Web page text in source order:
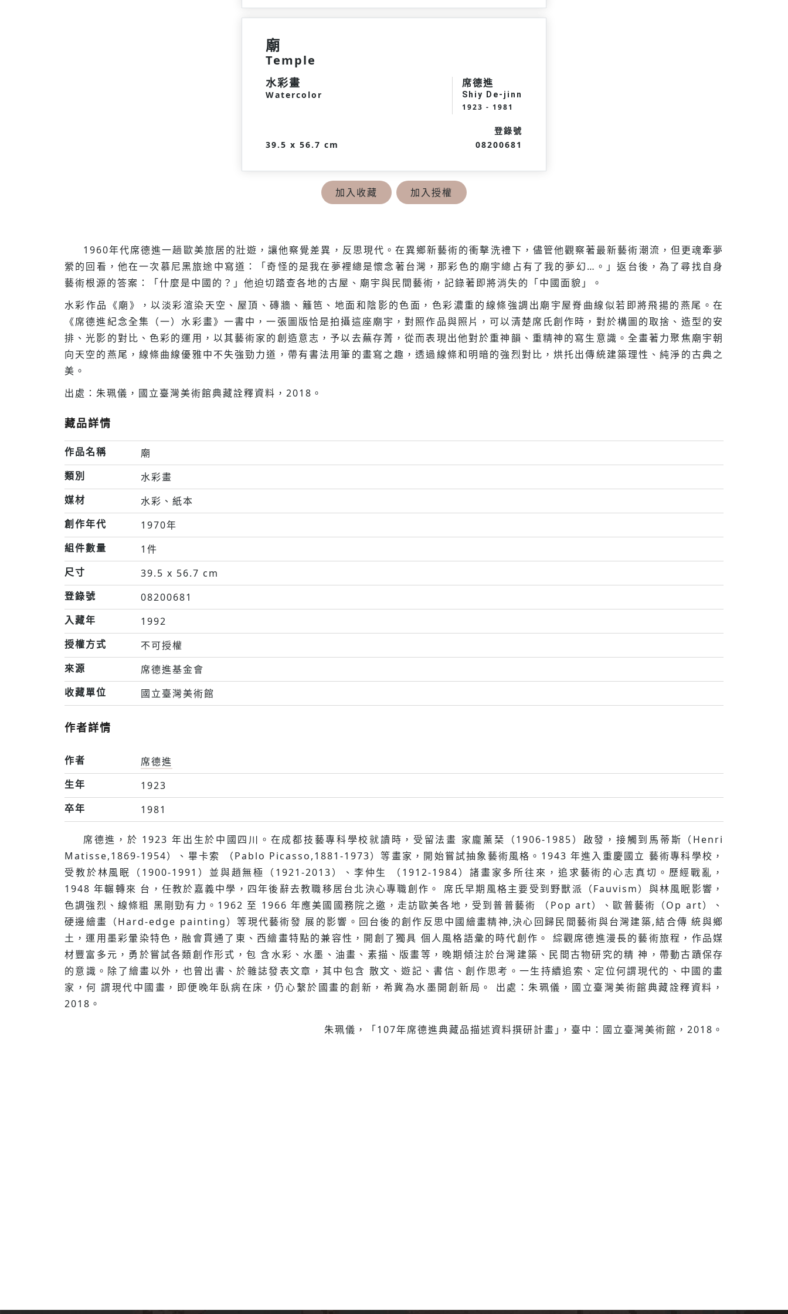
廟
Temple
水彩畫
Watercolor
席德進
Shiy De-jinn
1923 - 1981
39.5 x 56.7 cm
登錄號
08200681
加入收藏 加入授權
1960年代席德進一趟歐美旅居的壯遊，讓他察覺差異，反思現代。在異鄉新藝術的衝擊洗禮下，儘管他觀察著最新藝術潮流，但更魂牽夢
縈的回看，他在一次慕尼黑旅途中寫道：「奇怪的是我在夢裡總是懷念著台灣，那彩色的廟宇總占有了我的夢幻…。」返台後，為了尋找自身
藝術根源的答案：「什麼是中國的？」他迫切踏查各地的古屋、廟宇與民間藝術，記錄著即將消失的「中國面貌」。
水彩作品《廟》，以淡彩渲染天空、屋頂、磚牆、籬笆、地面和陰影的色面，色彩濃重的線條強調出廟宇屋脊曲線似若即將飛揚的燕尾。在
《席德進紀念全集（一）水彩畫》一書中，一張圖版恰是拍攝這座廟宇，對照作品與照片，可以清楚席氏創作時，對於構圖的取捨、造型的安
排、光影的對比、色彩的運用，以其藝術家的創造意志，予以去蕪存菁，從而表現出他對於重神韻、重精神的寫生意識。全畫著力聚焦廟宇朝
向天空的燕尾，線條曲線優雅中不失強勁力道，帶有書法用筆的畫寫之趣，透過線條和明暗的強烈對比，烘托出傳統建築理性、純淨的古典之
美。
出處：朱珮儀，國立臺灣美術館典藏詮釋資料，2018。
藏品詳情
作品名稱
廟
類別
水彩畫
媒材
水彩、紙本
創作年代
1970年
組件數量
1件
尺寸
39.5 x 56.7 cm
登錄號
08200681
入藏年
1992
授權方式
不可授權
來源
席德進基金會
收藏單位
國立臺灣美術館
作者詳情
作者
席德進
生年
1923
卒年
1981
席德進，於 1923 年出⽣於中國四川。在成都技藝專科學校就讀時，受留法畫 家龐薰琹（1906-1985）啟發，接觸到⾺蒂斯（Henri
Matisse,1869-1954）、畢卡索 （Pablo Picasso,1881-1973）等畫家，開始嘗試抽象藝術風格。1943 年進入重慶國⽴ 藝術專科學校，
受教於林風眠（1900-1991）並與趙無極（1921-2013）、李仲⽣ （1912-1984）諸畫家多所往來，追求藝術的⼼志真切。歷經戰亂，
1948 年輾轉來 台，任教於嘉義中學，四年後辭去教職移居台北決⼼專職創作。 席氏早期風格主要受到野獸派（Fauvism）與林風眠影響，
⾊調強烈、線條粗 ⿊剛勁有⼒。1962 至 1966 年應美國國務院之邀，⾛訪歐美各地，受到普普藝術 （Pop art）、歐普藝術（Op art）、
硬邊繪畫（Hard-edge painting）等現代藝術發 展的影響。回台後的創作反思中國繪畫精神,決⼼回歸民間藝術與台灣建築,結合傳 統與鄉
⼟，運⽤墨彩暈染特⾊，融會貫通了東、西繪畫特點的兼容性，開創了獨具 個⼈風格語彙的時代創作。 綜觀席德進漫長的藝術旅程，作品媒
材豐富多元，勇於嘗試各類創作形式，包 含⽔彩、⽔墨、油畫、素描、版畫等，晚期傾注於台灣建築、民間古物研究的精 神，帶動古蹟保存
的意識。除了繪畫以外，也曾出書、於雜誌發表⽂章，其中包含 散⽂、遊記、書信、創作思考。⼀⽣持續追索、定位何謂現代的、中國的畫
家，何 謂現代中國畫，即便晚年臥病在床，仍⼼繫於國畫的創新，希冀為⽔墨開創新局。 出處：朱珮儀，國立臺灣美術館典藏詮釋資料，
2018。
朱珮儀，「107年席德進典藏品描述資料撰研計畫｣，臺中：國立臺灣美術館，2018。